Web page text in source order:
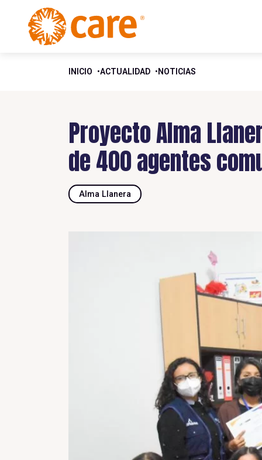
INICIO ACTUALIDAD NOTICIAS
Proyecto Alma
de 400 agentes
Alma Llanera